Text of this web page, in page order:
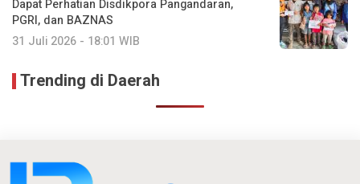
Dapat Perhatian Disdikpora Pangandaran,
PGRI, dan BAZNAS
31 Juli 2026 - 18:01 WIB
Trending di Daerah